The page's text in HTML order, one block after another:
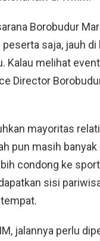
Borobudur
saja, jauh
Kalau melihat
Director
mayoritas
pun masih
condong ke
sisi
jalannya perlu